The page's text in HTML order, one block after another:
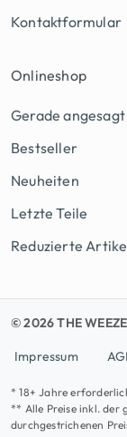
Kontaktformular
Onlineshop
Gerade angesagt
Bestseller
Neuheiten
Letzte Teile
Reduzierte
© 2026 THE
Impressum
* 18+ Jahre
** Alle Preise inkl. der
durchgestrichenen